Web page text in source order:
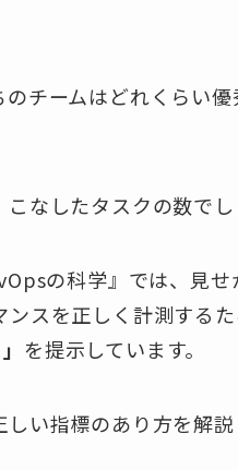
チームはどれくらい
なしたタスクの数でし
の科学』では、見せ
スを正しく計測する
を提示しています。
い指標のあり方を解説